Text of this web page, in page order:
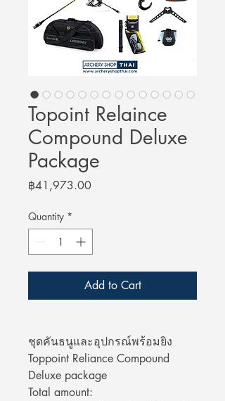
Topoint Relaince
Compound Deluxe
Package
฿41,973.00Price
Quantity *
Add to Cart
ชุดคันธนูและอุปกรณ์พร้อมยิง
Toppoint Reliance Compound
Deluxe package
Total amount: